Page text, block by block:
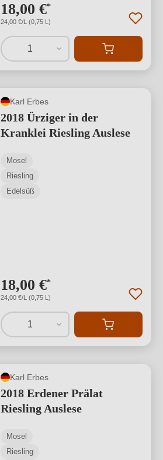
18,00 €*
24,00 €/L (0,75 L)
1
Karl Erbes
2018 Ürziger in der
Kranklei Riesling Auslese
Mosel
Riesling
Edelsüß
18,00 €*
24,00 €/L (0,75 L)
1
Karl Erbes
2018 Erdener Prälat
Riesling Auslese
Mosel
Riesling